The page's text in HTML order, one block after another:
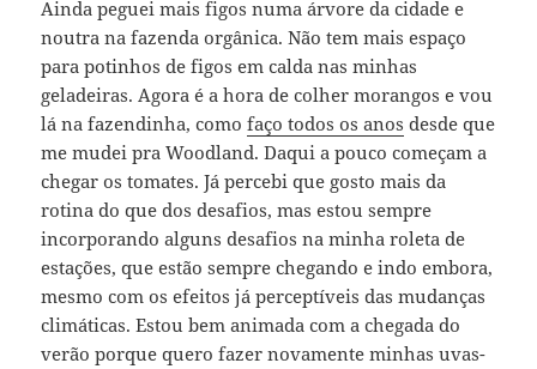
Ainda peguei mais figos numa árvore da cidade e
noutra na fazenda orgânica. Não tem mais espaço
para potinhos de figos em calda nas minhas
geladeiras. Agora é a hora de colher morangos e vou
lá na fazendinha, comofaço todos os anos desde que
me mudei pra Woodland. Daqui a pouco começam a
chegar os tomates. Já percebi que gosto mais da
rotina do que dos desafios, mas estou sempre
incorporando alguns desafios na minha roleta de
estações, que estão sempre chegando e indo embora,
mesmo com os efeitos já perceptíveis das mudanças
climáticas. Estou bem animada com a chegada do
verão porque quero fazer novamente minhas uvas-